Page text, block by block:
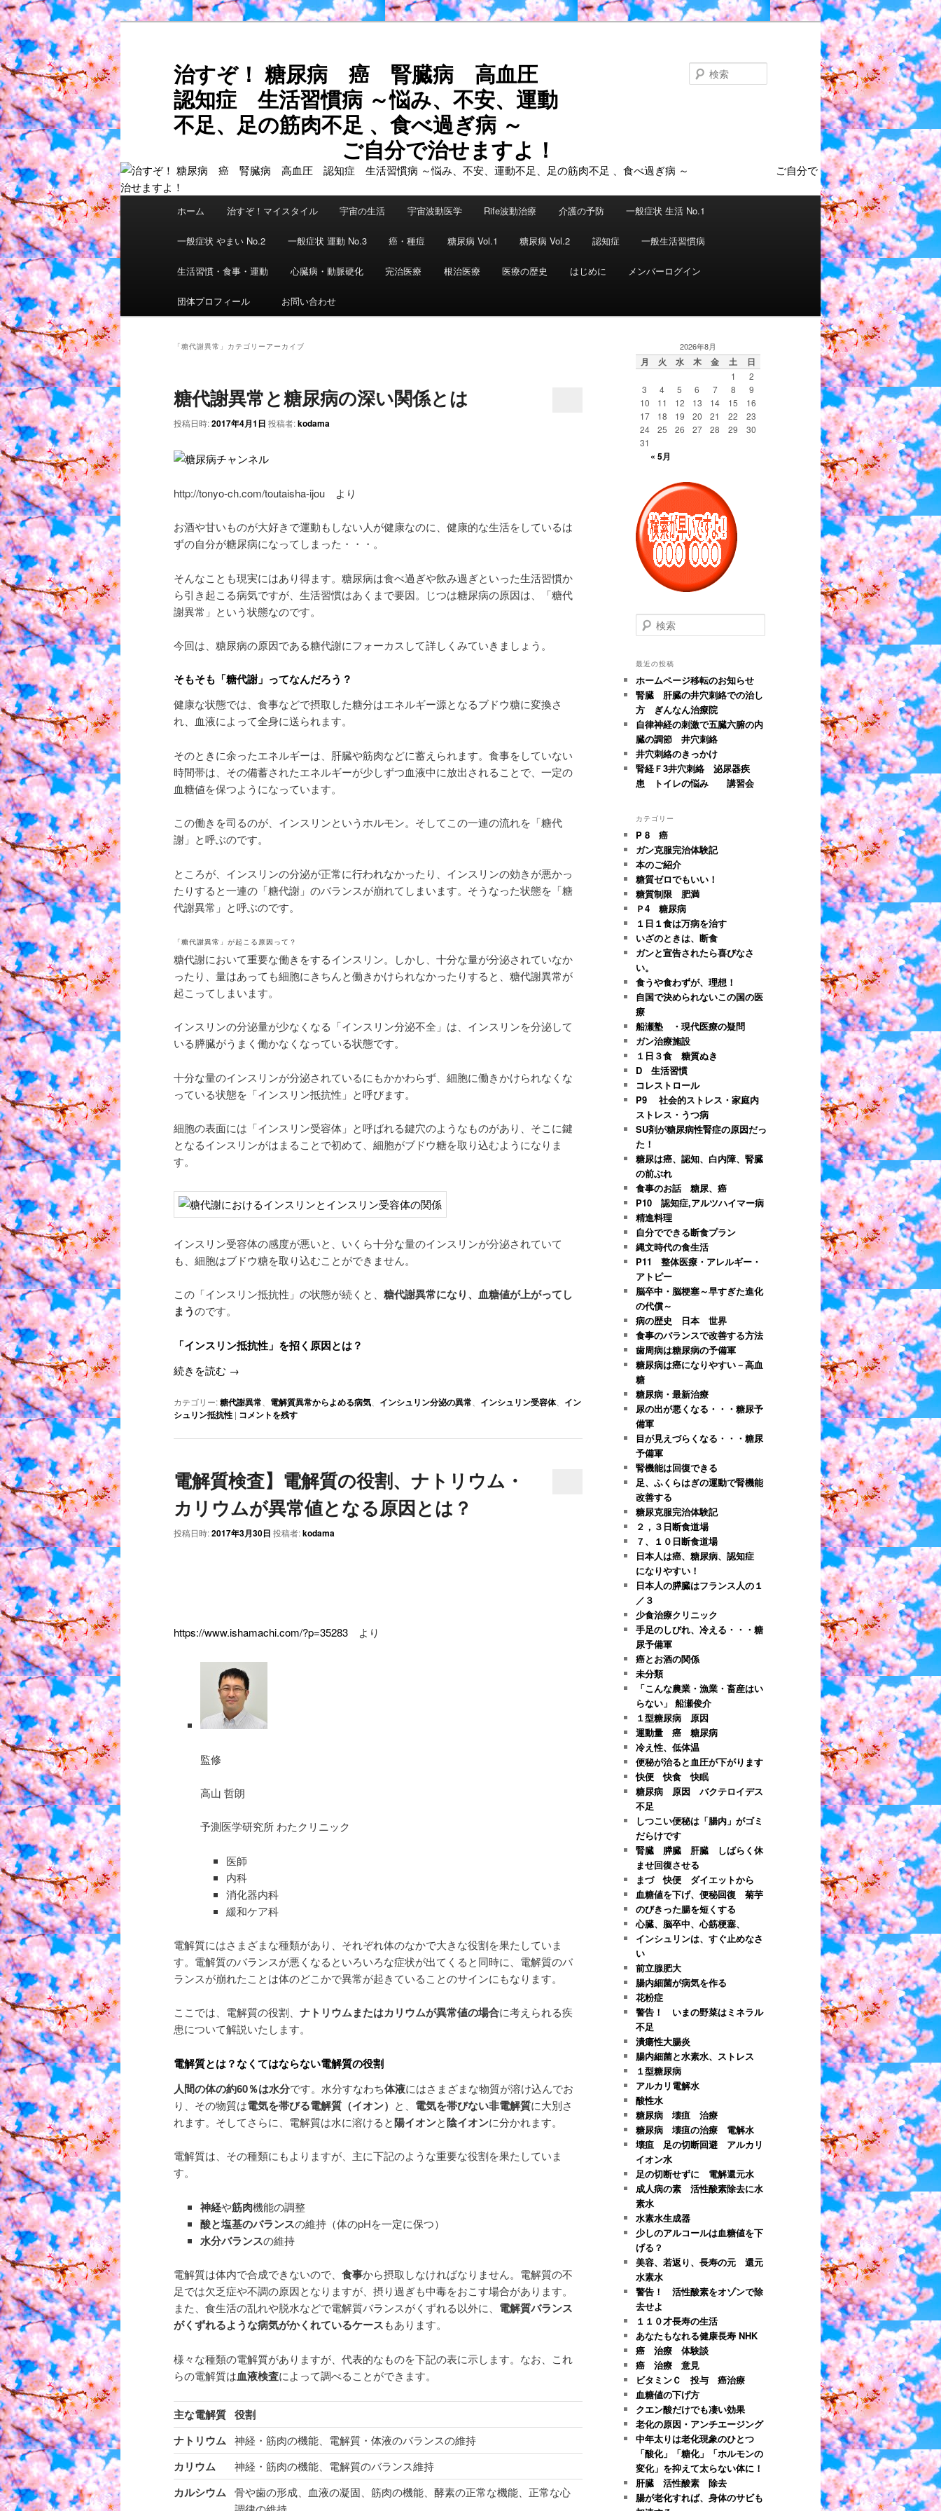
メ
イ
ン
コ
ン
テ
ン
ツ
へ
移
動
サ
ブ
コ
ン
テ
ン
ツ
へ
移
動
治すぞ！ 糖尿病 癌 腎臓病 高血圧
認知症 生活習慣病 ～悩み、不安、運動
不足、足の筋肉不足 、食べ過ぎ病 ～
ご自分で治せますよ！
ホーム 治すぞ！マイスタイル 宇宙の生活 宇宙波動医学 Rife波動治療 介護の予防 一般症状 生活 No.1
一般症状 やまい No.2 一般症状 運動 No.3 癌・種痘 糖尿病 Vol.1 糖尿病 Vol.2 認知症 一般生活習慣病
生活習慣・食事・運動 心臓病・動脈硬化 完治医療 根治医療 医療の歴史 はじめに メンバーログイン
団体プロフィール お問い合わせ
「糖代謝異常 」カテゴリーアーカイブ
糖代謝異常と糖尿病の深い関係とは
投稿日時:2017年4月1日 投稿者:kodama
http://tonyo-ch.com/toutaisha-ijou より
お酒や甘いものが大好きで運動もしない人が健康なのに、健康的な生活をしているは
ずの自分が糖尿病になってしまった・・・。
そんなことも現実にはあり得ます。糖尿病は食べ過ぎや飲み過ぎといった生活習慣か
ら引き起こる病気ですが、生活習慣はあくまで要因。じつは糖尿病の原因は、「糖代
謝異常」という状態なのです。
今回は、糖尿病の原因である糖代謝にフォーカスして詳しくみていきましょう。
そもそも「糖代謝」ってなんだろう？
健康な状態では、食事などで摂取した糖分はエネルギー源となるブドウ糖に変換さ
れ、血液によって全身に送られます。
そのときに余ったエネルギーは、肝臓や筋肉などに蓄えられます。食事をしていない
時間帯は、その備蓄されたエネルギーが少しずつ血液中に放出されることで、一定の
血糖値を保つようになっています。
この働きを司るのが、インスリンというホルモン。そしてこの一連の流れを「糖代
謝」と呼ぶのです。
ところが、インスリンの分泌が正常に行われなかったり、インスリンの効きが悪かっ
たりすると一連の「糖代謝」のバランスが崩れてしまいます。そうなった状態を「糖
代謝異常」と呼ぶのです。
「糖代謝異常」が起こる原因って？
糖代謝において重要な働きをするインスリン。しかし、十分な量が分泌されていなか
ったり、量はあっても細胞にきちんと働きかけられなかったりすると、糖代謝異常が
起こってしまいます。
インスリンの分泌量が少なくなる「インスリン分泌不全」は、インスリンを分泌して
いる膵臓がうまく働かなくなっている状態です。
十分な量のインスリンが分泌されているにもかかわらず、細胞に働きかけられなくな
っている状態を「インスリン抵抗性」と呼びます。
細胞の表面には「インスリン受容体」と呼ばれる鍵穴のようなものがあり、そこに鍵
となるインスリンがはまることで初めて、細胞がブドウ糖を取り込むようになりま
す。
インスリン受容体の感度が悪いと、いくら十分な量のインスリンが分泌されていて
も、細胞はブドウ糖を取り込むことができません。
この「インスリン抵抗性」の状態が続くと、 糖代謝異常になり、血糖値が上がってし
まうのです。
「インスリン抵抗性」を招く原因とは？
続きを読む →
カテゴリー:糖代謝異常 電解質異常からよめる病気 インシュリン分泌の異常 インシュリン受容体、 イン
シュリン抵抗性 | コメントを残す
電解質検査】電解質の役割、ナトリウム・
カリウムが異常値となる原因とは？
投稿日時:2017年3月30日 投稿者:kodama
https://www.ishamachi.com/?p=35283 より
監修
高山 哲朗
予測医学研究所 わたクリニック
医師
内科
消化器内科
緩和ケア科
電解質にはさまざまな種類があり、それぞれ体のなかで大きな役割を果たしていま
す。電解質のバランスが悪くなるといろいろな症状が出てくると同時に、電解質のバ
ランスが崩れたことは体のどこかで異常が起きていることのサインにもなります。
ここでは、電解質の役割、 ナトリウムまたはカリウムが異常値の場合に考えられる疾
患について解説いたします。
電解質とは？なくてはならない電解質の役割
人間の体の約60％は水分です。水分すなわち体液にはさまざまな物質が溶け込んでお
り、その物質は電気を帯びる電解質（イオン） と、 電気を帯びない非電解質に大別さ
れます。そしてさらに、電解質は水に溶けると陽イオンと陰イオンに分かれます。
電解質は、その種類にもよりますが、主に下記のような重要な役割を果たしていま
す。
神経や筋肉機能の調整
酸と塩基のバランスの維持（体のpHを一定に保つ）
水分バランスの維持
電解質は体内で合成できないので、 食事から摂取しなければなりません。電解質の不
足では欠乏症や不調の原因となりますが、摂り過ぎも中毒をおこす場合があります。
また、食生活の乱れや脱水などで電解質バランスがくずれる以外に、 電解質バランス
がくずれるような病気がかくれているケースもあります。
様々な種類の電解質がありますが、代表的なものを下記の表に示します。なお、これ
らの電解質は血液検査によって調べることができます。
主な電解質 役割
ナトリウム 神経・筋肉の機能、電解質・体液のバランスの維持
カリウム 神経・筋肉の機能、電解質のバランス維持
カルシウム 骨や歯の形成、血液の凝固、筋肉の機能、酵素の正常な機能、正常な心
2026年8月
月 火 水 木 金 土 日
1
2
3
4 5 6 7 8
9
10
11 12 13 14 15
16
17
18 19 20 21 22
23
24
25 26 27 28 29
30
31
« 5月
検
索
最近の投稿
ホームページ移転のお知らせ
腎臓 肝臓の井穴刺絡での治し
方 ぎんなん治療院
自律神経の刺激で五臓六腑の内
臓の調節 井穴刺絡
井穴刺絡のきっかけ
腎経Ｆ3井穴刺絡 泌尿器疾
患 トイレの悩み 講習会
カテゴリー
P 8 癌
ガン克服完治体験記
本のご紹介
糖質ゼロでもいい！
糖質制限 肥満
Ｐ4 糖尿病
１日１食は万病を治す
いざのときは、断食
ガンと宣告されたら喜びなさ
い。
食うや食わずが、理想！
自国で決められないこの国の医
療
船瀬塾 ・現代医療の疑問
ガン治療施設
１日３食 糖質ぬき
D 生活習慣
コレストロール
P9 社会的ストレス・家庭内
ストレス・うつ病
SU剤が糖尿病性腎症の原因だっ
た！
糖尿は癌、認知、白内障、腎臓
の前ぶれ
食事のお話 糖尿、癌
P10 認知症,アルツハイマー病
精進料理
自分でできる断食プラン
縄文時代の食生活
P11 整体医療・アレルギー・
アトピー
脳卒中・脳梗塞～早すぎた進化
の代償～
病の歴史 日本 世界
食事のバランスで改善する方法
歯周病は糖尿病の予備軍
糖尿病は癌になりやすい－高血
糖
糖尿病・最新治療
尿の出が悪くなる・・・糖尿予
備軍
目が見えづらくなる・・・糖尿
予備軍
腎機能は回復できる
足、ふくらはぎの運動で腎機能
改善する
糖尿克服完治体験記
２，３日断食道場
７、１０日断食道場
日本人は癌、糖尿病、認知症
になりやすい！
日本人の膵臓はフランス人の１
／３
少食治療クリニック
手足のしびれ、冷える・・・糖
尿予備軍
癌とお酒の関係
未分類
「こんな農業・漁業・畜産はい
らない」 船瀬俊介
１型糖尿病 原因
運動量 癌 糖尿病
冷え性、低体温
便秘が治ると血圧が下がります
快便 快食 快眠
糖尿病 原因 バクテロイデス
不足
しつこい便秘は「腸内」がゴミ
だらけです
腎臓 膵臓 肝臓 しばらく休
ませ回復させる
まづ 快便 ダイエットから
血糖値を下げ、便秘回復 菊芋
のびきった腸を短くする
心臓、脳卒中、心筋梗塞、
インシュリンは、すぐ止めなさ
い
前立腺肥大
腸内細菌が病気を作る
花粉症
警告！ いまの野菜はミネラル
不足
潰瘍性大腸炎
腸内細菌と水素水、ストレス
１型糖尿病
アルカリ電解水
酸性水
糖尿病 壊疽 治療
糖尿病 壊疽の治療 電解水
壊疽 足の切断回避 アルカリ
イオン水
足の切断せずに 電解還元水
成人病の素 活性酸素除去に水
素水
水素水生成器
少しのアルコールは血糖値を下
げる？
美容、若返り、長寿の元 還元
水素水
警告！ 活性酸素をオゾンで除
去せよ
１１０才長寿の生活
あなたもなれる健康長寿 NHK
癌 治療 体験談
癌 治療 意見
ビタミンＣ 投与 癌治療
血糖値の下げ方
クエン酸だけでも凄い効果
老化の原因・アンチエージング
中年太りは老化現象のひとつ
「酸化」「糖化」「ホルモンの
変化」を抑えて太らない体に！
肝臓 活性酸素 除去
腸が老化すれば、身体のサビも